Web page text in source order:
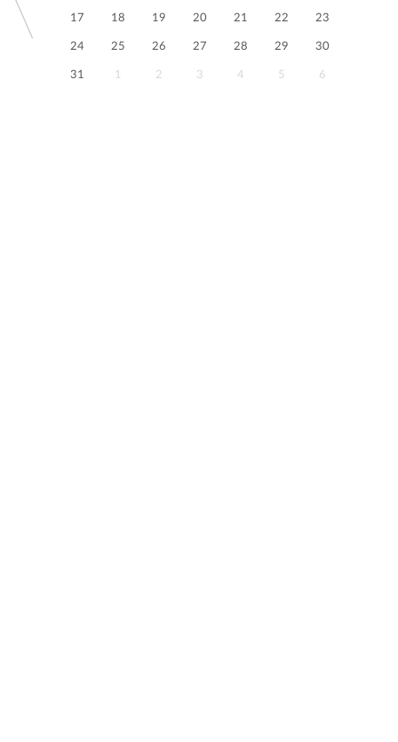
17 18 19 20 21 22 23
24 25 26 27 28 29 30
31 1 2 3 4 5 6